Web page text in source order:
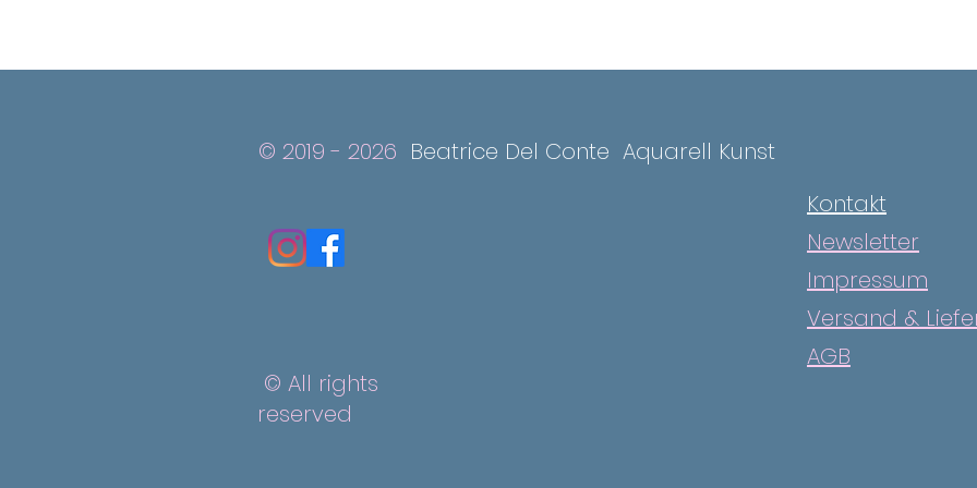
© 2019 - 2026 Beatrice Del Conte Aquarell Kunst
© All rights
reserved
Kontakt
Newsletter
Impressum
Versand &
AGB